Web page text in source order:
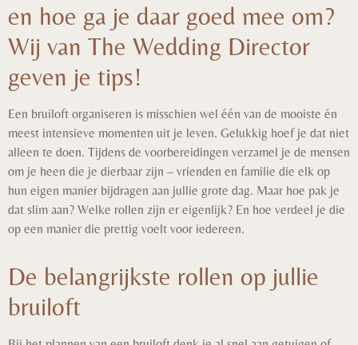
en hoe ga je daar goed mee om?
Wij van The Wedding Director
geven je tips!
Een bruiloft organiseren is misschien wel één van de mooiste én
meest intensieve momenten uit je leven. Gelukkig hoef je dat niet
alleen te doen. Tijdens de voorbereidingen verzamel je de mensen
om je heen die je dierbaar zijn – vrienden en familie die elk op
hun eigen manier bijdragen aan jullie grote dag. Maar hoe pak je
dat slim aan? Welke rollen zijn er eigenlijk? En hoe verdeel je die
op een manier die prettig voelt voor iedereen.
De belangrijkste rollen op jullie
bruiloft